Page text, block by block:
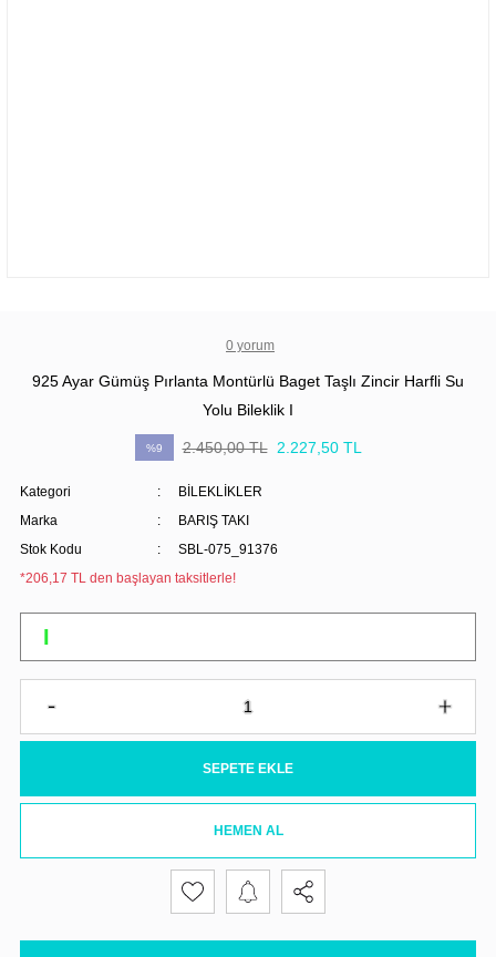
0 yorum
925 Ayar Gümüş Pırlanta Montürlü Baget Taşlı Zincir Harfli Su
Yolu Bileklik I
%9 2.450,00 TL 2.227,50 TL
Kategori
BİLEKLİKLER
Marka
BARIŞ TAKI
Stok Kodu
SBL-075_91376
*206,17 TL den başlayan taksitlerle!
SEPETE EKLE
HEMEN AL